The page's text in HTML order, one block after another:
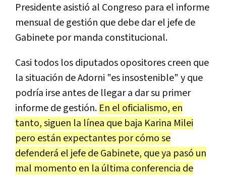
Presidente asistió al Congreso para el informe
mensual de gestión que debe dar el jefe de
Gabinete por manda constitucional.
Casi todos los diputados opositores creen que
la situación de Adorni "es insostenible" y que
podría irse antes de llegar a dar su primer
informe de gestión. En el oficialismo, en
tanto, siguen la línea que baja Karina Milei
pero están expectantes por cómo se
defenderá el jefe de Gabinete, que ya pasó un
mal momento en la última conferencia de